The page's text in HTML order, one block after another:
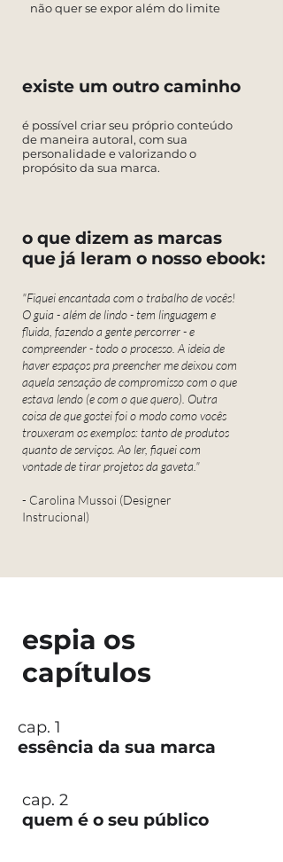
não quer se expor além do limite
existe um outro caminho
é possível criar seu próprio conteúdo
de maneira autoral, com sua
personalidade e valorizando o
propósito da sua marca.
o que dizem as marcas
que já leram o nosso ebook:
"Fiquei encantada com o trabalho de vocês!
O guia - além de lindo - tem linguagem e
fluida, fazendo a gente percorrer - e
compreender - todo o processo. A ideia de
haver espaços pra preencher me deixou com
aquela sensação de compromisso com o que
estava lendo (e com o que quero). Outra
coisa de que gostei foi o modo como vocês
trouxeram os exemplos: tanto de produtos
quanto de serviços. Ao ler, fiquei com
vontade de tirar projetos da gaveta."
- Carolina Mussoi (Designer
Instrucional)
espia os
capítulos
cap. 1
essência da sua marca
cap. 2
quem é o seu público